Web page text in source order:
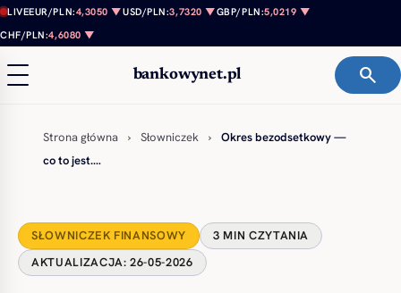
Przejdź do treści
LIVEEUR/PLN:4,3050 ▼USD/PLN:3,7320 ▼GBP/PLN:5,0219 ▼
CHF/PLN:4,6080 ▼
bankowynet.pl search
Strona główna › Słowniczek ›
Okres bezodsetkowy —
co to jest.…
SŁOWNICZEK FINANSOWY
3 MIN CZYTANIA
AKTUALIZACJA: 26-05-2026